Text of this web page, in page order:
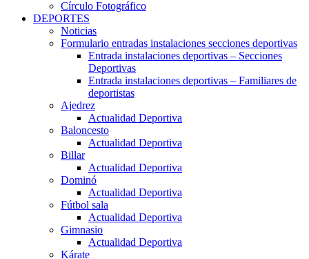
Círculo Fotográfico
DEPORTES
Noticias
Formulario entradas instalaciones secciones deportivas
Entrada instalaciones deportivas – Secciones
Deportivas
Entrada instalaciones deportivas – Familiares de
deportistas
Ajedrez
Actualidad Deportiva
Baloncesto
Actualidad Deportiva
Billar
Actualidad Deportiva
Dominó
Actualidad Deportiva
Fútbol sala
Actualidad Deportiva
Gimnasio
Actualidad Deportiva
Kárate